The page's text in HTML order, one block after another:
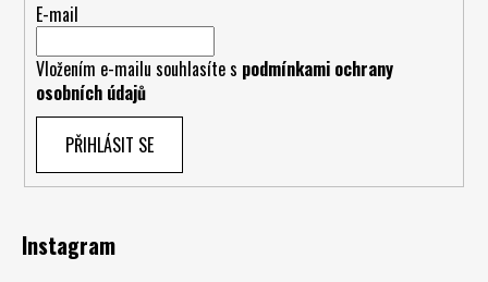
E-mail
Vložením e-mailu souhlasíte s podmínkami ochrany
osobních údajů
PŘIHLÁSIT SE
Instagram